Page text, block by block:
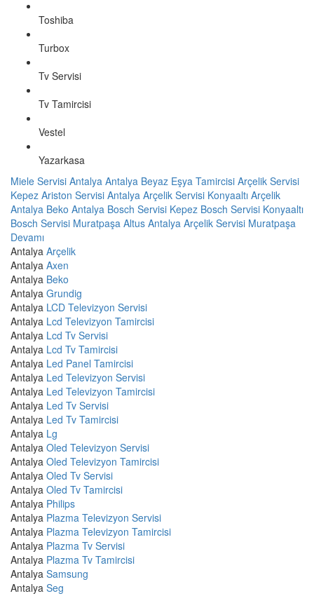
Toshiba
Turbox
Tv Servisi
Tv Tamircisi
Vestel
Yazarkasa
Miele Servisi Antalya Antalya Beyaz Eşya Tamircisi Arçelik Servisi
Kepez Ariston Servisi Antalya Arçelik Servisi Konyaaltı Arçelik
Antalya Beko Antalya Bosch Servisi Kepez Bosch Servisi Konyaaltı
Bosch Servisi Muratpaşa Altus Antalya Arçelik Servisi Muratpaşa
Devamı
Antalya Arçelik
Antalya Axen
Antalya Beko
Antalya Grundig
Antalya LCD Televizyon Servisi
Antalya Lcd Televizyon Tamircisi
Antalya Lcd Tv Servisi
Antalya Lcd Tv Tamircisi
Antalya Led Panel Tamircisi
Antalya Led Televizyon Servisi
Antalya Led Televizyon Tamircisi
Antalya Led Tv Servisi
Antalya Led Tv Tamircisi
Antalya Lg
Antalya Oled Televizyon Servisi
Antalya Oled Televizyon Tamircisi
Antalya Oled Tv Servisi
Antalya Oled Tv Tamircisi
Antalya Philips
Antalya Plazma Televizyon Servisi
Antalya Plazma Televizyon Tamircisi
Antalya Plazma Tv Servisi
Antalya Plazma Tv Tamircisi
Antalya Samsung
Antalya Seg